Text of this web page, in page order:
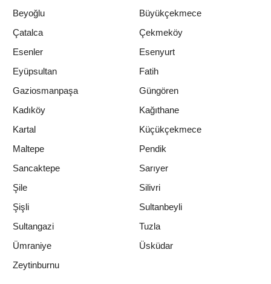
Beyoğlu
Büyükçekmece
Çatalca
Çekmeköy
Esenler
Esenyurt
Eyüpsultan
Fatih
Gaziosmanpaşa
Güngören
Kadıköy
Kağıthane
Kartal
Küçükçekmece
Maltepe
Pendik
Sancaktepe
Sarıyer
Şile
Silivri
Şişli
Sultanbeyli
Sultangazi
Tuzla
Ümraniye
Üsküdar
Zeytinburnu